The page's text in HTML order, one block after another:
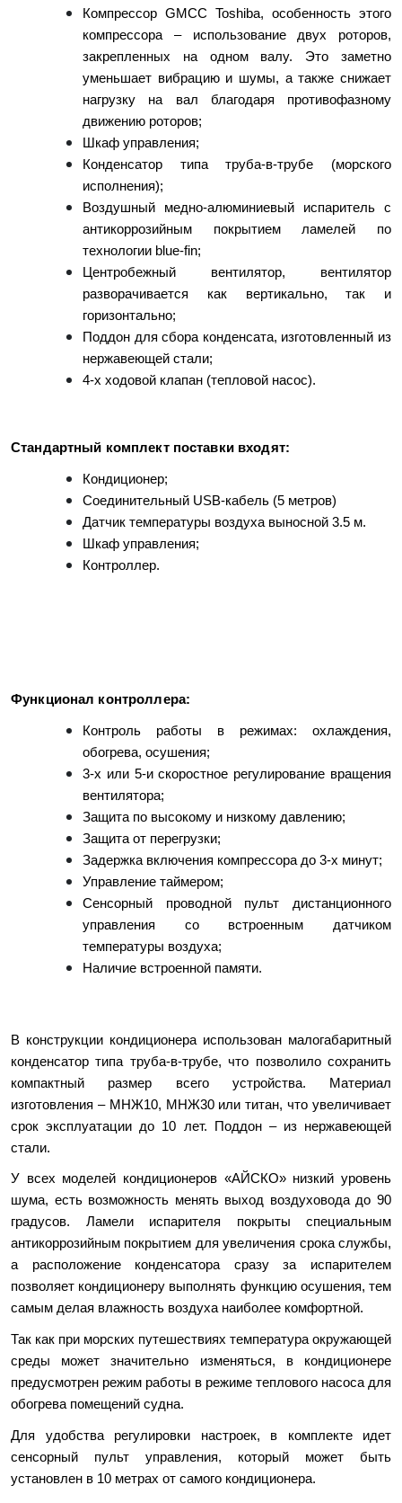
Компрессор GMCC Toshiba, особенность этого
компрессора – использование двух роторов,
закрепленных на одном валу. Это заметно
уменьшает вибрацию и шумы, а также снижает
нагрузку на вал благодаря противофазному
движению роторов;
Шкаф управления;
Конденсатор типа труба-в-трубе (морского
исполнения);
Воздушный медно-алюминиевый испаритель с
антикоррозийным покрытием ламелей по
технологии blue-fin;
Центробежный вентилятор, вентилятор
разворачивается как вертикально, так и
горизонтально;
Поддон для сбора конденсата, изготовленный из
нержавеющей стали;
4-х ходовой клапан (тепловой насос).
Стандартный комплект поставки входят:
Кондиционер;
Соединительный USB-кабель (5 метров)
Датчик температуры воздуха выносной 3.5 м.
Шкаф управления;
Контроллер.
Функционал контроллера:
Контроль работы в режимах: охлаждения,
обогрева, осушения;
3-х или 5-и скоростное регулирование вращения
вентилятора;
Защита по высокому и низкому давлению;
Защита от перегрузки;
Задержка включения компрессора до 3-х минут;
Управление таймером;
Сенсорный проводной пульт дистанционного
управления со встроенным датчиком
температуры воздуха;
Наличие встроенной памяти.
В конструкции кондиционера использован малогабаритный
конденсатор типа труба-в-трубе, что позволило сохранить
компактный размер всего устройства. Материал
изготовления – МНЖ10, МНЖ30 или титан, что увеличивает
срок эксплуатации до 10 лет. Поддон – из нержавеющей
стали.
У всех моделей кондиционеров «АЙСКО» низкий уровень
шума, есть возможность менять выход воздуховода до 90
градусов. Ламели испарителя покрыты специальным
антикоррозийным покрытием для увеличения срока службы,
а расположение конденсатора сразу за испарителем
позволяет кондиционеру выполнять функцию осушения, тем
самым делая влажность воздуха наиболее комфортной.
Так как при морских путешествиях температура окружающей
среды может значительно изменяться, в кондиционере
предусмотрен режим работы в режиме теплового насоса для
обогрева помещений судна.
Для удобства регулировки настроек, в комплекте идет
сенсорный пульт управления, который может быть
установлен в 10 метрах от самого кондиционера.